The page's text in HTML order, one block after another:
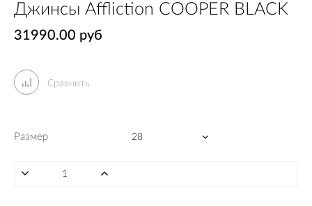
Джинсы Affliction COOPER BLACK
31990.00 руб
Сравнить
Размер